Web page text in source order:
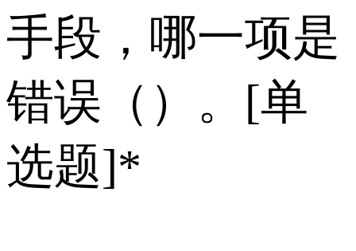
手段，哪一项是
错误（）。[单
选题]*